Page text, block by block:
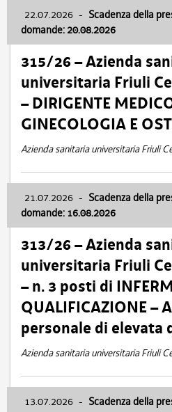
22.07.2026 - Scadenza della
domande: 20.08.2026
315/26 – Azienda
universitaria Friuli
– DIRIGENTE
GINECOLOGIA E
Azienda sanitaria universitaria Friuli
21.07.2026 - Scadenza della
domande: 16.08.2026
313/26 – Azienda
universitaria Friuli
– n. 3 posti di
QUALIFICAZIONE –
personale di elevata
Azienda sanitaria universitaria Friuli
13.07.2026 - Scadenza della